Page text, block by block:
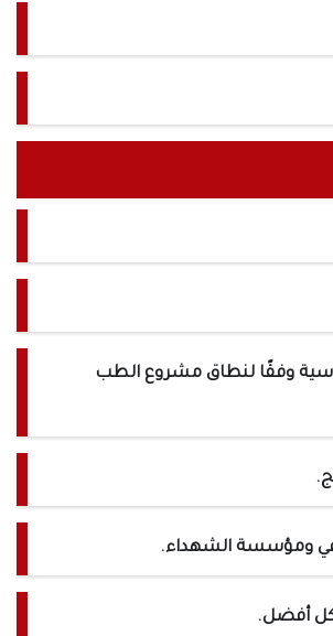
وفقًا لنطاق مشروع الطب
ومؤسسة الشهداء.
أفضل.